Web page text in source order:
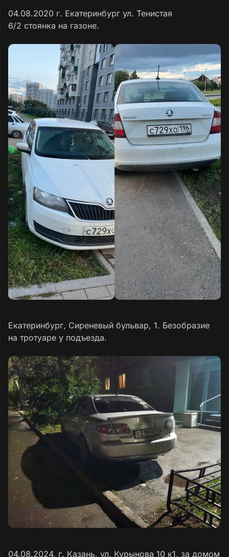
04.08.2020 г. Екатеринбург ул. Тенистая
6/2 стоянка на газоне.
Екатеринбург, Сиреневый бульвар, 1. Безобразие
на тротуаре у подъезда.
04.08.2024, г. Казань, ул. Курынова 10 к1, за домом